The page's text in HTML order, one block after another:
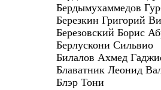
Бердымухаммедов
Березкин Григорий
Березовский Борис
Берлускони Сильвио
Билалов Ахмед
Блаватник Леонид
Блэр Тони